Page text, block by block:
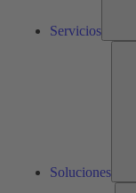
Servicios
Soluciones